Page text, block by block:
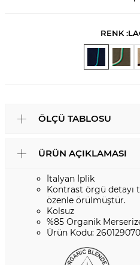
RENK :
ÖLÇÜ TABLOSU
ÜRÜN AÇIKLAMASI
İtalyan İplik
Kontrast örgü detayı
özenle örülmüştür.
Kolsuz
%85 Organik
Ürün Kodu: 260129070